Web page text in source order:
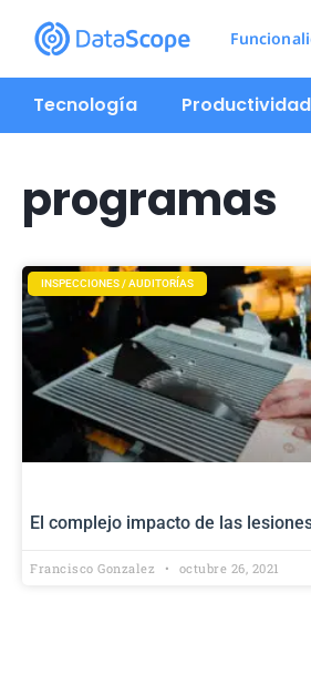
Tecnología Productividad
programas
INSPECCIONES / AUDITORÍAS
El complejo impacto de las
Francisco Gonzalez octubre 26, 2021